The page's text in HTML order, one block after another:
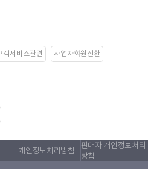
객서비스관련 사업자회원전환
개인정보처리방침
판매자 개인정보처리
방침